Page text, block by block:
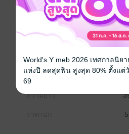
คอมพิวเตอร์ อุดมศึกษา วิท
ประเภทไฟล์
วันที่วางขาย
ความยาว
World's Y meb 2026 เทศกาลนิย
แห่งปี ลดสุดฟิน สูงสุด 80% ตั้งแต่
69